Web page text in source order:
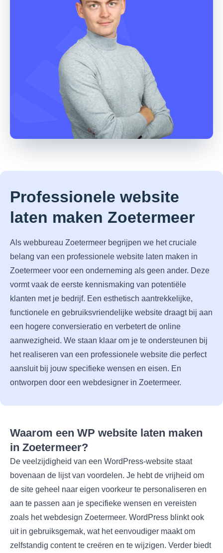
Professionele website
laten maken Zoetermeer
Als webbureau Zoetermeer begrijpen we het cruciale
belang van een professionele website laten maken in
Zoetermeer voor een onderneming als geen ander. Deze
vormt vaak de eerste kennismaking van potentiële
klanten met je bedrijf. Een esthetisch aantrekkelijke,
functionele en gebruiksvriendelijke website draagt bij aan
een hogere conversieratio en verbetert de online
aanwezigheid. We staan klaar om je te ondersteunen bij
het realiseren van een professionele website die perfect
aansluit bij jouw specifieke wensen en eisen. En
ontworpen door een webdesigner in Zoetermeer.
Waarom een WP website laten maken
in Zoetermeer?
De veelzijdigheid van een WordPress-website staat
bovenaan de lijst van voordelen. Je hebt de vrijheid om
de site geheel naar eigen voorkeur te personaliseren en
aan te passen aan je specifieke wensen en vereisten
zoals het webdesign Zoetermeer. WordPress blinkt ook
uit in gebruiksgemak, wat het eenvoudiger maakt om
zelfstandig content te creëren en te wijzigen. Verder biedt